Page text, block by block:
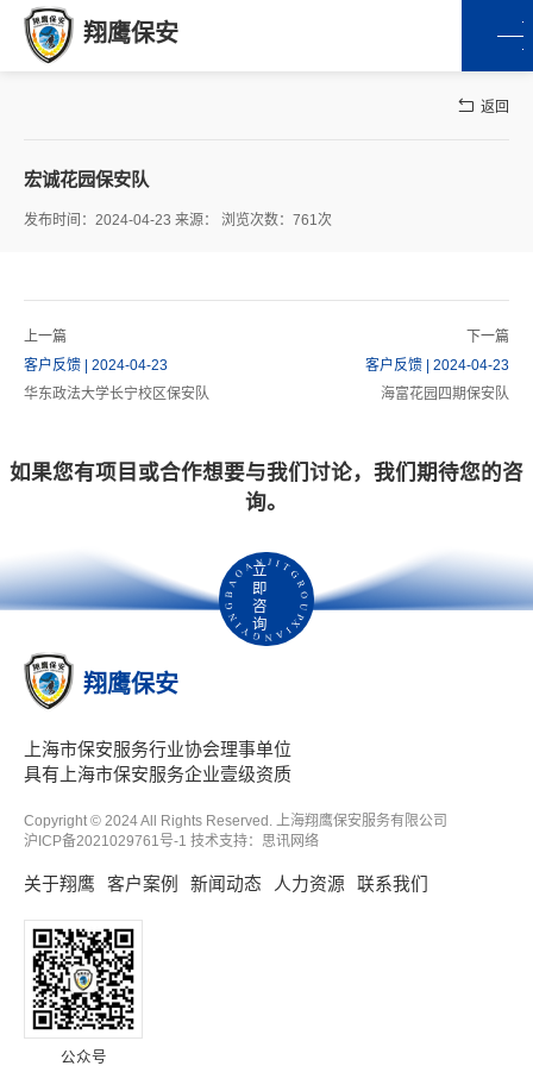
翔鹰保安
返回
宏诚花园保安队
发布时间：2024-04-23 来源： 浏览次数：761次
上一篇
客户反馈 | 2024-04-23
华东政法大学长宁校区保安队
下一篇
客户反馈 | 2024-04-23
海富花园四期保安队
如果您有项目或合作想要与我们讨论，我们期待您的咨
询。
立
即
咨
询
翔鹰保安
上海市保安服务行业协会理事单位
具有上海市保安服务企业壹级资质
Copyright © 2024 All Rights Reserved. 上海翔鹰保安服务有限公司
沪ICP备2021029761号-1 技术支持： 思讯网络
关于翔鹰 客户案例 新闻动态 人力资源 联系我们
公众号